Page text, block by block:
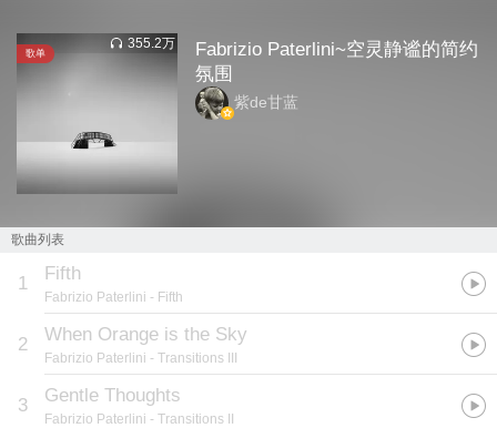
歌单
355.2万
Fabrizio Paterlini~空灵静谧的简约
氛围
紫de甘蓝
歌曲列表
1 Fifth
Fabrizio Paterlini - Fifth
2 When Orange is the Sky
Fabrizio Paterlini - Transitions III
3 Gentle Thoughts
Fabrizio Paterlini - Transitions II